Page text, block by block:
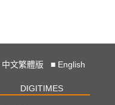
中文繁體版 ■ English
DIGITIMES